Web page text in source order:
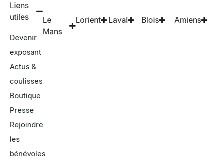
Liens
utiles
Devenir
exposant
Actus &
coulisses
Boutique
Presse
Rejoindre
les
bénévoles
Le
Mans
Lorient Laval Blois Amiens